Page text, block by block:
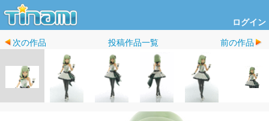
ログイン
次の作品 投稿作品一覧 前の作品